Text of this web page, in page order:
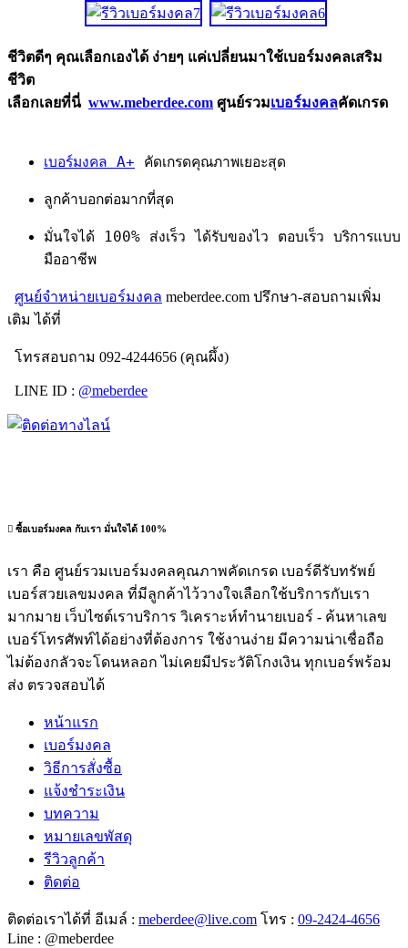
ชีวิตดีๆ คุณเลือกเองได้ ง่ายๆ แค่เปลี่ยนมาใช้เบอร์มงคลเสริม
ชีวิต
เลือกเลยที่นี่ www.meberdee.com ศูนย์รวมเบอร์มงคลคัดเกรด
เบอร์มงคล A+ คัดเกรดคุณภาพเยอะสุด
ลูกค้าบอกต่อมากที่สุด
มั่นใจได้ 100% ส่งเร็ว ได้รับของไว ตอบเร็ว บริการแบบ
มืออาชีพ
ศูนย์จำหน่ายเบอร์มงคล meberdee.com ปรึกษา-สอบถามเพิ่ม
เติม ได้ที่
โทรสอบถาม 092-4244656 (คุณผึ้ง)
LINE ID : @meberdee
ซื้อเบอร์มงคล กับเรา มั่นใจได้ 100%
เรา คือ ศูนย์รวมเบอร์มงคลคุณภาพคัดเกรด เบอร์ดีรับทรัพย์
เบอร์สวยเลขมงคล ที่มีลูกค้าไว้วางใจเลือกใช้บริการกับเรา
มากมาย เว็บไซต์เราบริการ วิเคราะห์ทำนายเบอร์ - ค้นหาเลข
เบอร์โทรศัพท์ได้อย่างที่ต้องการ ใช้งานง่าย มีความน่าเชื่อถือ
ไม่ต้องกลัวจะโดนหลอก ไม่เคยมีประวัติโกงเงิน ทุกเบอร์พร้อม
ส่ง ตรวจสอบได้
หน้าแรก
เบอร์มงคล
วิธีการสั่งซื้อ
แจ้งชำระเงิน
บทความ
หมายเลขพัสดุ
รีวิวลูกค้า
ติดต่อ
ติดต่อเราได้ที่ อีเมล์ : meberdee@live.com โทร : 09-2424-4656
Line : @meberdee